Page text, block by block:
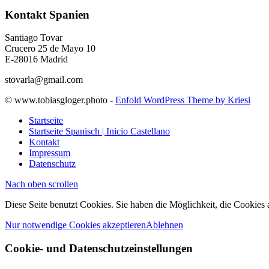
Kontakt Spanien
Santiago Tovar
Crucero 25 de Mayo 10
E-28016 Madrid
stovarla@gmail.com
© www.tobiasgloger.photo - Enfold WordPress Theme by Kriesi
Startseite
Startseite Spanisch | Inicio Castellano
Kontakt
Impressum
Datenschutz
Nach oben scrollen
Diese Seite benutzt Cookies. Sie haben die Möglichkeit, die Cookies
Nur notwendige Cookies akzeptierenAblehnen
Cookie- und Datenschutzeinstellungen